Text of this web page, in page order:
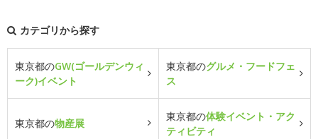
カテゴリから探す
東京都のGW(ゴールデンウィ
ーク)イベント
東京都のグルメ・フードフェ
ス
東京都の物産展
東京都の体験イベント・アク
ティビティ